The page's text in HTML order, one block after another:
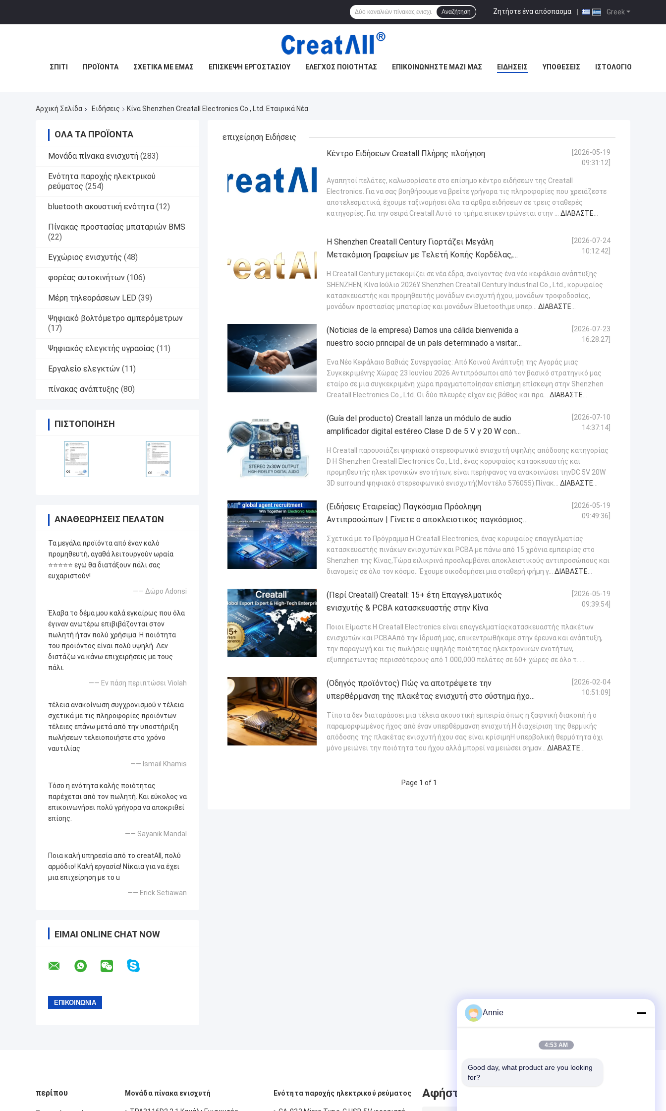
Greek
Ζητήστε ένα απόσπασμα |
Αναζήτηση
ΣΠΊΤΙ ΠΡΟΪΌΝΤΑ ΣΧΕΤΙΚΆ ΜΕ ΕΜΆΣ ΕΠΙΣΚΕΨΉ ΕΡΓΟΣΤΑΣΊΟΥ ΈΛΕΓΧΟΣ ΠΟΙΌΤΗΤΑΣ ΕΠΙΚΟΙΝΩΝΉΣΤΕ ΜΑΖΊ ΜΑΣ ΕΙΔΉΣΕΙΣ ΥΠΟΘΈΣΕΙΣ ΙΣΤΟΛΌΓΙΟ
Αρχική Σελίδα Ειδήσεις Κίνα Shenzhen Creatall Electronics Co., Ltd. Εταιρικά Νέα
ΌΛΑ ΤΑ ΠΡΟΪΌΝΤΑ
Μονάδα πίνακα ενισχυτή (283)
Ενότητα παροχής ηλεκτρικού
ρεύματος (254)
bluetooth ακουστική ενότητα (12)
Πίνακας προστασίας μπαταριών BMS
(22)
Εγχώριος ενισχυτής (48)
φορέας αυτοκινήτων (106)
Μέρη τηλεοράσεων LED (39)
Ψηφιακό βολτόμετρο αμπερόμετρων
(17)
Ψηφιακός ελεγκτής υγρασίας (11)
Εργαλείο ελεγκτών (11)
πίνακας ανάπτυξης (80)
ΠΙΣΤΟΠΟΊΗΣΗ
ΑΝΑΘΕΩΡΉΣΕΙΣ ΠΕΛΑΤΏΝ
Τα μεγάλα προϊόντα από έναν καλό
προμηθευτή, αγαθά λειτουργούν ωραία
⭐⭐⭐⭐⭐ εγώ θα διατάξουν πάλι σας
ευχαριστούν!
—— Δώρο Adonsi
Έλαβα το δέμα μου καλά εγκαίρως που όλα
έγιναν ανωτέρω επιβιβάζονται στον
πωλητή ήταν πολύ χρήσιμα. Η ποιότητα
του προϊόντος είναι πολύ υψηλή. Δεν
διστάζω να κάνω επιχειρήσεις με τους
πάλι.
—— Εν πάση περιπτώσει Violah
τέλεια ανακοίνωση συγχρονισμού ν τέλεια
σχετικά με τις πληροφορίες προϊόντων
τέλειες επάνω μετά από την υποστήριξη
πωλήσεων τελειοποιήστε στο χρόνο
ναυτιλίας
—— Ismail Khamis
Τόσο η ενότητα καλής ποιότητας
παρέχεται από τον πωλητή. Και εύκολος να
επικοινωνήσει πολύ γρήγορα να αποκριθεί
επίσης.
—— Sayanik Mandal
Ποια καλή υπηρεσία από το creatAll, πολύ
αρμόδιο! Καλή εργασία! Νίκαια για να έχει
μια επιχείρηση με το u
—— Erick Setiawan
ΕΊΜΑΙ ONLINE CHAT NOW
επιχείρηση Ειδήσεις
Κέντρο Ειδήσεων Creatall Πλήρης πλοήγηση
[2026-05-19
09:31:12]
Αγαπητοί πελάτες, καλωσορίσατε στο επίσημο κέντρο ειδήσεων της Creatall
Electronics. Για να σας βοηθήσουμε να βρείτε γρήγορα τις πληροφορίες που χρειάζεστε
αποτελεσματικά, έχουμε ταξινομήσει όλα τα άρθρα ειδήσεων σε τρεις σταθερές
κατηγορίες. Για την σειρά Creatall Αυτό το τμήμα επικεντρώνεται στην ... ΔΙΑΒΆΣΤΕ
Η Shenzhen Creatall Century Γιορτάζει Μεγάλη
Μετακόμιση Γραφείων με Τελετή Κοπής Κορδέλας,
[2026-07-24
10:12:42]
Η Creatall Century μετακομίζει σε νέα έδρα, ανοίγοντας ένα νέο κεφάλαιο ανάπτυξης
SHENZHEN, Κίνα Ιούλιο 2026¥ Shenzhen Creatall Century Industrial Co., Ltd., κορυφαίος
κατασκευαστής και προμηθευτής μονάδων ενισχυτή ήχου, μονάδων τροφοδοσίας,
μονάδων προστασίας μπαταρίας και μονάδων Bluetooth,με υπερ... ΔΙΑΒΆΣΤΕ
(Noticias de la empresa) Damos una cálida bienvenida a
nuestro socio principal de un país determinado a visitar
[2026-07-23
16:28:27]
Ένα Νέο Κεφάλαιο Βαθιάς Συνεργασίας: Από Κοινού Ανάπτυξη της Αγοράς μιας
Συγκεκριμένης Χώρας 23 Ιουνίου 2026 Αντιπρόσωποι από τον βασικό στρατηγικό μας
εταίρο σε μια συγκεκριμένη χώρα πραγματοποίησαν επίσημη επίσκεψη στην Shenzhen
Creatall Electronics Co., Ltd. Οι δύο πλευρές είχαν εις βάθος και πρα... ΔΙΑΒΆΣΤΕ
(Guía del producto) Creatall lanza un módulo de audio
amplificador digital estéreo Clase D de 5 V y 20 W con
[2026-07-10
14:37:14]
Η Creatall παρουσιάζει ψηφιακό στερεοφωνικό ενισχυτή υψηλής απόδοσης κατηγορίας
D Η Shenzhen Creatall Electronics Co., Ltd., ένας κορυφαίος κατασκευαστής και
προμηθευτής ηλεκτρονικών ενοτήτων, είναι περήφανος να ανακοινώσει τηνDC 5V 20W
3D surround ψηφιακό στερεοφωνικό ενισχυτή(Μοντέλο 576055).Πίνακ... ΔΙΑΒΆΣΤΕ
(Ειδήσεις Εταιρείας) Παγκόσμια Πρόσληψη
Αντιπροσώπων | Γίνετε ο αποκλειστικός παγκόσμιος
[2026-05-19
09:49:36]
Σχετικά με το Πρόγραμμα Η Creatall Electronics, ένας κορυφαίος επαγγελματίας
κατασκευαστής πινάκων ενισχυτών και PCBA με πάνω από 15 χρόνια εμπειρίας στο
Shenzhen της Κίνας,Τώρα ειλικρινά προσλαμβάνει αποκλειστικούς αντιπροσώπους και
διανομείς σε όλο τον κόσμο.. Έχουμε οικοδομήσει μια σταθερή φήμη γ... ΔΙΑΒΆΣΤΕ
(Περί Creatall) Creatall: 15+ έτη Επαγγελματικός
ενισχυτής & PCBA κατασκευαστής στην Κίνα
[2026-05-19
09:39:54]
Ποιοι Είμαστε Η Creatall Electronics είναι επαγγελματίαςκατασκευαστής πλακέτων
ενισχυτών και PCBAΑπό την ίδρυσή μας, επικεντρωθήκαμε στην έρευνα και ανάπτυξη,
την παραγωγή και τις πωλήσεις υψηλής ποιότητας ηλεκτρονικών ενοτήτων,
εξυπηρετώντας περισσότερους από 1.000,000 πελάτες σε 60+ χώρες σε όλο τ...
(Οδηγός προϊόντος) Πώς να αποτρέψετε την
υπερθέρμανση της πλακέτας ενισχυτή στο σύστημα ήχου
[2026-02-04
10:51:09]
Τίποτα δεν διαταράσσει μια τέλεια ακουστική εμπειρία όπως η ξαφνική διακοπή ή ο
παραμορφωμένος ήχος από έναν υπερθέρμανση ενισχυτή.Η διαχείριση της θερμικής
απόδοσης της πλακέτας ενισχυτή ήχου σας είναι κρίσιμηΗ υπερβολική θερμότητα όχι
μόνο μειώνει την ποιότητα του ήχου αλλά μπορεί να μειώσει σημαν... ΔΙΑΒΆΣΤΕ
Page 1 of 1
περίπου Μονάδα πίνακα ενισχυτή Ενότητα παροχής ηλεκτρικού ρεύματος Αφήστε μήνυμα
Annie
4:53 AM
Good day, what product are you looking
for?